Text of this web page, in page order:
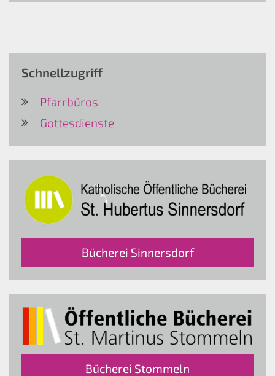
Schnellzugriff
Pfarrbüros
Gottesdienste
Bücherei Sinnersdorf
Bücherei Stommeln